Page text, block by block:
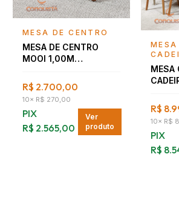
Falar com consultor
MESA DE CENTRO
MESA DE CENTRO
MOOI 1,00M
R$ 2.700,00
10× R$ 270,00
PIX
R$ 2.565,00
Ver
produto
MESA
MESA
R$
10× R$
PIX
R$